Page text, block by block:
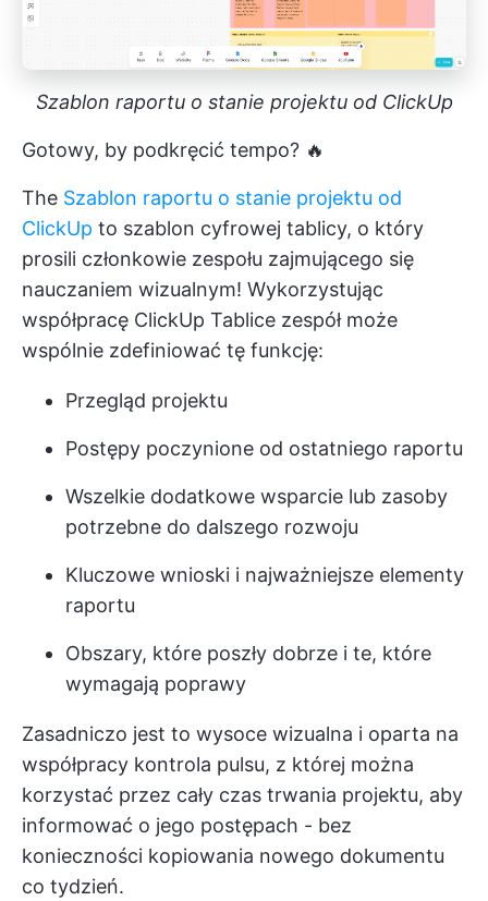
Szablon raportu o stanie projektu od ClickUp
Gotowy, by podkręcić tempo? 🔥
The Szablon raportu o stanie projektu od
ClickUp to szablon cyfrowej tablicy, o który
prosili członkowie zespołu zajmującego się
nauczaniem wizualnym! Wykorzystując
współpracę ClickUp Tablice zespół może
wspólnie zdefiniować tę funkcję:
Przegląd projektu
Postępy poczynione od ostatniego raportu
Wszelkie dodatkowe wsparcie lub zasoby
potrzebne do dalszego rozwoju
Kluczowe wnioski i najważniejsze elementy
raportu
Obszary, które poszły dobrze i te, które
wymagają poprawy
Zasadniczo jest to wysoce wizualna i oparta na
współpracy kontrola pulsu, z której można
korzystać przez cały czas trwania projektu, aby
informować o jego postępach - bez
konieczności kopiowania nowego dokumentu
co tydzień.